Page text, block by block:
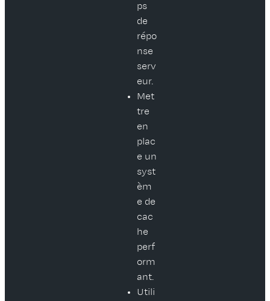
ps
de
répo
nse
serv
eur.
Met
tre
en
plac
e un
syst
èm
e de
cac
he
perf
orm
ant.
Utili